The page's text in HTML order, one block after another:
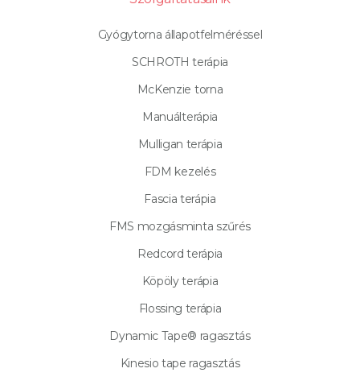
Gyógytorna állapotfelméréssel
SCHROTH terápia
McKenzie torna
Manuálterápia
Mulligan terápia
FDM kezelés
Fascia terápia
FMS mozgásminta szűrés
Redcord terápia
Köpöly terápia
Flossing terápia
Dynamic Tape® ragasztás
Kinesio tape ragasztás